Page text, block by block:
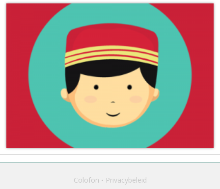
Colofon Privacybeleid